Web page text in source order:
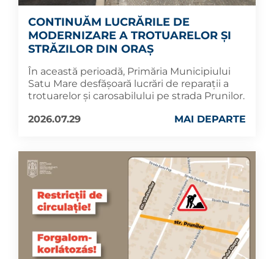
CONTINUĂM LUCRĂRILE DE
MODERNIZARE A TROTUARELOR ȘI
STRĂZILOR DIN ORAȘ
În această perioadă, Primăria Municipiului
Satu Mare desfășoară lucrări de reparații a
trotuarelor și carosabilului pe strada Prunilor.
2026.07.29
MAI DEPARTE